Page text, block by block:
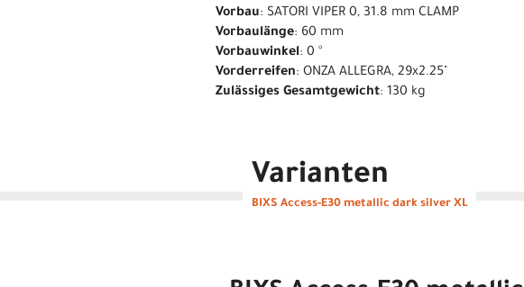
Vorbau: SATORI VIPER 0, 31.8 mm CLAMP
Vorbaulänge: 60 mm
Vorbauwinkel: 0 °
Vorderreifen: ONZA ALLEGRA, 29x2.25"
Zulässiges Gesamtgewicht: 130 kg
Varianten
BIXS Access-E30 metallic dark silver XL